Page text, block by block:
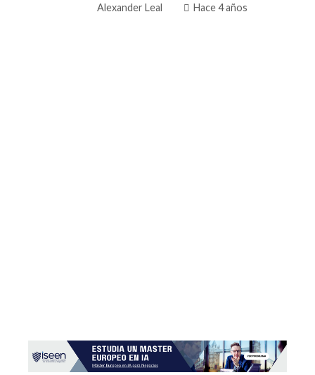
Alexander Leal Hace 4 años